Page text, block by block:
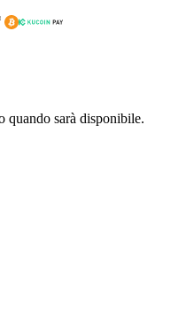
quando sarà disponibile.